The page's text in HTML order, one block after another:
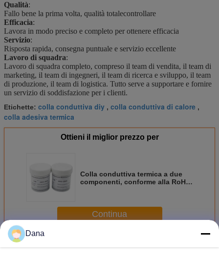
Qualità:
Fallo bene la prima volta, qualità totalecontrollare
Efficacia:
Lavora in modo preciso e completo per ottenere efficacia
Servizio:
Risposta rapida, consegna puntuale e servizio eccellente
Lavoro di squadra:
Lavoro di squadra completo, compreso il team di vendita, il team di
marketing, il team di ingegneri, il team di ricerca e sviluppo, il team
di produzione, il team di logistica. Tutto serve a supportare e fornire
un servizio di soddisfazione per i clienti.
Etichette: colla conduttiva diy , colla conduttiva di calore ,
colla adesiva termica
Ottieni il miglior prezzo per
Colla conduttiva termica a due
componenti, conforme alla RoH,
Continua
PiùThermal Conductive Colla
Dana